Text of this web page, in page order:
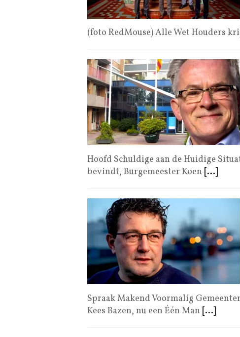
(foto RedMouse) Alle Wet Houders
Hoofd Schuldige aan de Huidige
bevindt, Burgemeester Koen [...]
Spraak Makend Voormalig
Kees Bazen, nu een Één Man [...]